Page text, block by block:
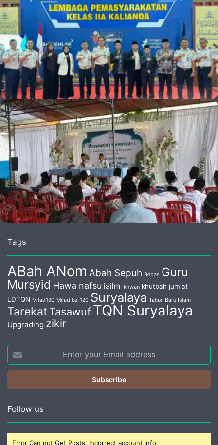
Tags
ABah ANom Abah Sepuh Bebas Guru
Mursyid Hawa nafsu iailm Ikhwan khutbah jum'at
LDTQN Milad120 Milad ke-120 Suryalaya Tahun Baru Islam
TarekatTasawufTQN Suryalaya
Upgrading zikir
Enter
your
Email
Follow us
Error Can not Get Posts, Incorrect account info.